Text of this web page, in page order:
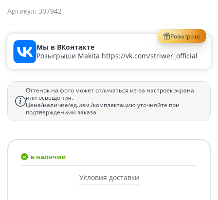
Артикул: 307942
Розыгрыш
Мы в ВКонтакте
Розыгрыши Makita https://vk.com/striwer_official
Оттенок на фото может отличаться из-за настроек экрана
или освещения.
Цена/наличие/ед.изм./комплектацию уточняйте при
подтверждениии заказа.
в наличии
Условия доставки